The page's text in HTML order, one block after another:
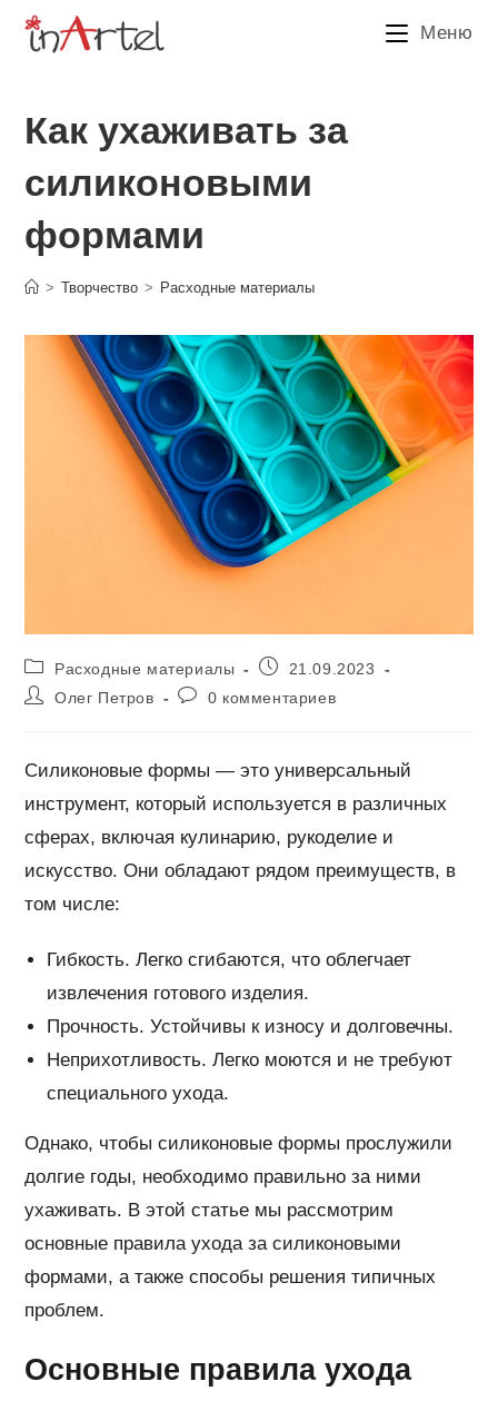
Перейти
Меню
Как ухаживать за
силиконовыми
формами
> Творчество > Расходные материалы
Рубрика
записи:
Расходные материалы
Запись21.09.2023
АвторОлег Петров
Комментарии
0 комментариев
Силиконовые формы — это универсальный
инструмент, который используется в различных
сферах, включая кулинарию, рукоделие и
искусство. Они обладают рядом преимуществ, в
том числе:
Гибкость. Легко сгибаются, что облегчает
извлечения готового изделия.
Прочность. Устойчивы к износу и долговечны.
Неприхотливость. Легко моются и не требуют
специального ухода.
Однако, чтобы силиконовые формы прослужили
долгие годы, необходимо правильно за ними
ухаживать. В этой статье мы рассмотрим
основные правила ухода за силиконовыми
формами, а также способы решения типичных
проблем.
Основные правила ухода